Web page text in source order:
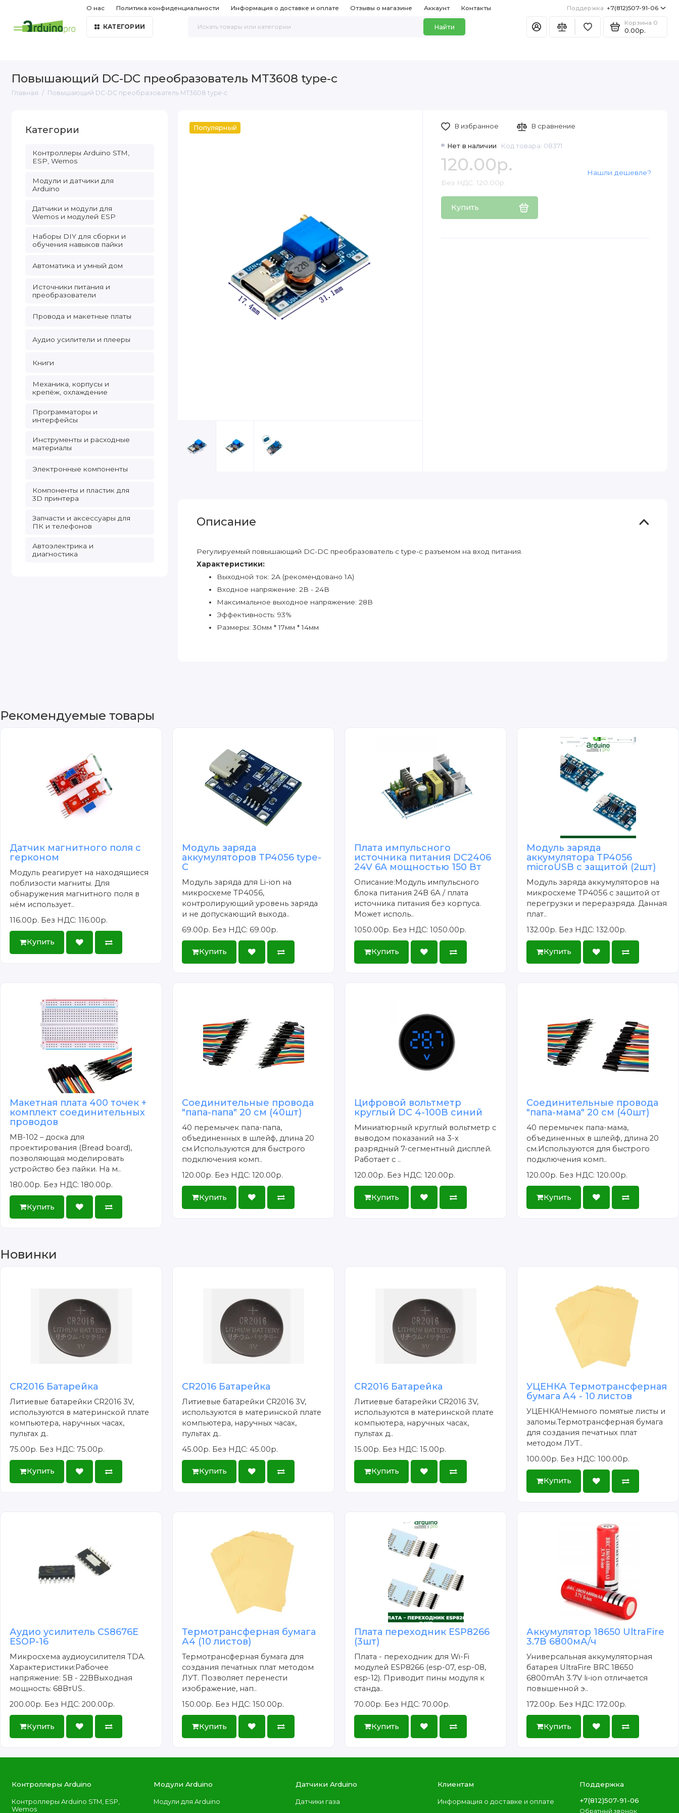
О нас Политика конфиденциальности Информация о доставке и оплате Отзывы о магазине Аккаунт Контакты Поддержка +7(812)507-91-06
КАТЕГОРИИ Найти
Корзина 0
0.00р.
Повышающий DC-DC преобразователь MT3608 type-c
Главная Повышающий DC-DC преобразователь MT3608 type-c
Категории
Контроллеры Arduino STM,
ESP, Wemos
Модули и датчики для
Arduino
Датчики и модули для
Wemos и модулей ESP
Наборы DIY для сборки и
обучения навыков пайки
Автоматика и умный дом
Источники питания и
преобразователи
Провода и макетные платы
Аудио усилители и плееры
Книги
Механика, корпусы и
крепёж, охлаждение
Программаторы и
интерфейсы
Инструменты и расходные
материалы
Электронные компоненты
Компоненты и пластик для
3D принтера
Запчасти и аксессуары для
ПК и телефонов
Автоэлектрика и
диагностика
Популярный
Нет в наличии Код товара: 08371
120.00р.
Без НДС: 120.00р.
Купить
Нашли дешевле?
В избранное В сравнение
Описание
Регулируемый повышающий DC-DC преобразователь c type-c разъемом на вход питания.
Характеристики:
Выходной ток: 2А (рекомендовано 1А)
Входное напряжение: 2В - 24В
Максимальное выходное напряжение: 28В
Эффективность: 93%
Размеры: 30мм * 17мм * 14мм
Рекомендуемые товары
Датчик магнитного поля с
герконом
Модуль реагирует на находящиеся
поблизости магниты. Для
обнаружения магнитного поля в
нём использует..
116.00р. Без НДС: 116.00р.
Купить
Модуль заряда
аккумуляторов TP4056 type-
C
Модуль заряда для Li-ion на
микросхеме TP4056,
контролирующий уровень заряда
и не допускающий выхода..
69.00р. Без НДС: 69.00р.
Купить
Плата импульсного
источника питания DC2406
24V 6A мощностью 150 Вт
Описание:Модуль импульсного
блока питания 24В 6А / плата
источника питания без корпуса.
Может исполь..
1050.00р. Без НДС: 1050.00р.
Купить
Модуль заряда
аккумулятора TP4056
microUSB с защитой (2шт)
Модуль заряда аккумуляторов на
микросхеме TP4056 с защитой от
перегрузки и переразряда. Данная
плат..
132.00р. Без НДС: 132.00р.
Купить
Макетная плата 400 точек +
комплект соединительных
проводов
MB-102 – доска для
проектирования (Bread board),
позволяющая моделировать
устройство без пайки. На м..
180.00р. Без НДС: 180.00р.
Купить
Соединительные провода
"папа-папа" 20 см (40шт)
40 перемычек папа-папа,
объединенных в шлейф, длина 20
см.Используются для быстрого
подключения комп..
120.00р. Без НДС: 120.00р.
Купить
Цифровой вольтметр
круглый DC 4-100В синий
Миниатюрный круглый вольтметр с
выводом показаний на 3-х
разрядный 7-сегментный дисплей.
Работает с ..
120.00р. Без НДС: 120.00р.
Купить
Соединительные провода
"папа-мама" 20 см (40шт)
40 перемычек папа-мама,
объединенных в шлейф, длина 20
см.Используются для быстрого
подключения комп..
120.00р. Без НДС: 120.00р.
Купить
Новинки
CR2016 Батарейка
Литиевые батарейки CR2016 3V,
используются в материнской плате
компьютера, наручных часах,
пультах д..
75.00р. Без НДС: 75.00р.
Купить
CR2016 Батарейка
Литиевые батарейки CR2016 3V,
используются в материнской плате
компьютера, наручных часах,
пультах д..
45.00р. Без НДС: 45.00р.
Купить
CR2016 Батарейка
Литиевые батарейки CR2016 3V,
используются в материнской плате
компьютера, наручных часах,
пультах д..
15.00р. Без НДС: 15.00р.
Купить
УЦЕНКА Термотрансферная
бумага А4 - 10 листов
УЦЕНКА!Немного помятые листы и
заломы.Термотрансферная бумага
для создания печатных плат
методом ЛУТ..
100.00р. Без НДС: 100.00р.
Купить
Аудио усилитель CS8676E
ESOP-16
Микросхема аудиоусилителя TDA.
Характеристики:Рабочее
напряжение: 5В - 22ВВыходная
мощность: 68ВтUS..
200.00р. Без НДС: 200.00р.
Купить
Термотрансферная бумага
А4 (10 листов)
Термотрансферная бумага для
создания печатных плат методом
ЛУТ. Позволяет перенести
изображение, нап..
150.00р. Без НДС: 150.00р.
Купить
Плата переходник ESP8266
(3шт)
Плата - переходник для Wi-Fi
модулей ESP8266 (esp-07, esp-08,
esp-12). Приводит пины модуля к
станда..
70.00р. Без НДС: 70.00р.
Купить
Аккумулятор 18650 UltraFire
3.7В 6800мА/ч
Универсальная аккумуляторная
батарея UltraFire BRC 18650
6800mAh 3.7V li-ion отличается
повышенной э..
172.00р. Без НДС: 172.00р.
Купить
Контроллеры Arduino
Контроллеры Arduino STM, ESP,
Wemos
Модули Arduino
Модули для Arduino
Датчики Arduino
Датчики газа
Клиентам
Информация о доставке и оплате
Поддержка
+7(812)507-91-06
Обратный звонок